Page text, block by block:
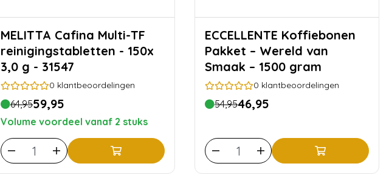
MELITTA Cafina Multi-TF
reinigingstabletten - 150x
3,0 g - 31547
0 klantbeoordelingen
64,9559,95
Volume voordeel vanaf 2 stuks
ECCELLENTE Koffiebonen
Pakket – Wereld van
Smaak – 1500 gram
0 klantbeoordelingen
54,9546,95